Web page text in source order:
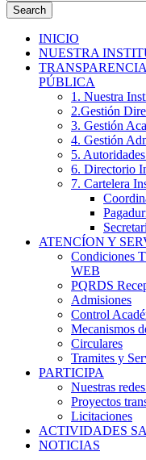
INICIO
NUESTRA
PÚBLICA
1. Nuestra
2.Gestión
3. Gestión
4. Gestión
5.
6. Directorio
7. Cartelera
ATENCÍON Y
Condiciones
WEB
PQRDS
Admisiones
Control
Mecanismos
Circulares
Tramites y
PARTICIPA
Nuestras
Proyectos
Licitaciones
ACTIVIDADES
NOTICIAS